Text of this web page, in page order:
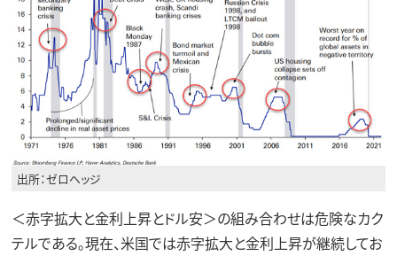
出所：ゼロヘッジ
＜赤字拡大と金利上昇とドル安＞の組み合わせは危険なカク
テルである。現在、米国では赤字拡大と金利上昇が継続してお